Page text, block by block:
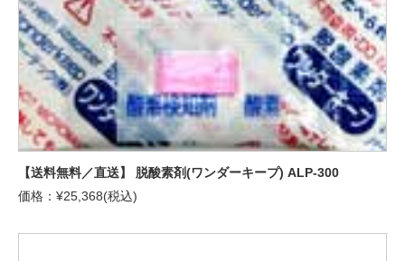
【送料無料／直送】 脱酸素剤(ワンダーキープ) ALP-300
価格：¥25,368(税込)